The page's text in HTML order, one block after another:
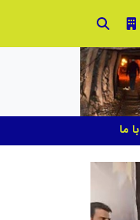
جمع‌آوری 183 برق غیرمجاز در شانزدهمین مانور سراسری طرح مهتاب در استان تهران
ما